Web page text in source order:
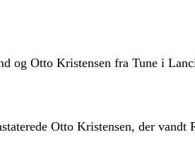
og Otto Kristensen fra Tune i
Otto Kristensen, der